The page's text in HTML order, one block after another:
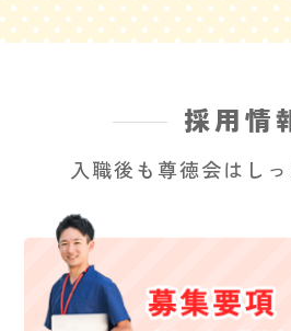
採用情
入職後も尊徳会はし